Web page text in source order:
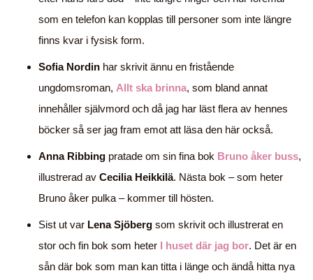
som en telefon kan kopplas till personer som inte längre
finns kvar i fysisk form.
Sofia Nordin har skrivit ännu en fristående
ungdomsroman, Allt ska brinna, som bland annat
innehåller självmord och då jag har läst flera av hennes
böcker så ser jag fram emot att läsa den här också.
Anna Ribbing pratade om sin fina bok Bruno åker buss,
illustrerad av Cecilia Heikkilä. Nästa bok – som heter
Bruno åker pulka – kommer till hösten.
Sist ut var Lena Sjöberg som skrivit och illustrerat en
stor och fin bok som heter I huset där jag bor. Det är en
sån där bok som man kan titta i länge och ändå hitta nya